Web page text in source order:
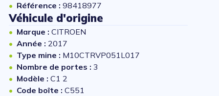
Référence : 98418977
Véhicule d'origine
Marque : CITROEN
Année : 2017
Type mine : M10CTRVP051L017
Nombre de portes : 3
Modèle : C1 2
Code boîte : C551